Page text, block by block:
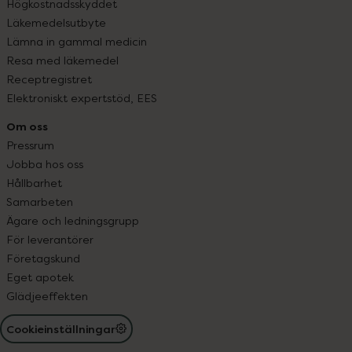
Högkostnadsskyddet
Läkemedelsutbyte
Lämna in gammal medicin
Resa med läkemedel
Receptregistret
Elektroniskt expertstöd, EES
Om oss
Pressrum
Jobba hos oss
Hållbarhet
Samarbeten
Ägare och ledningsgrupp
För leverantörer
Företagskund
Eget apotek
Glädjeeffekten
Cookieinställningar